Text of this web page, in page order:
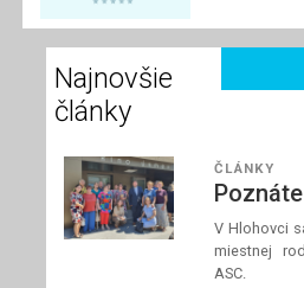
modliť
zápasia
Najnovšie
články
ČLÁNKY
V Hlohovci
miestnej
ASC.